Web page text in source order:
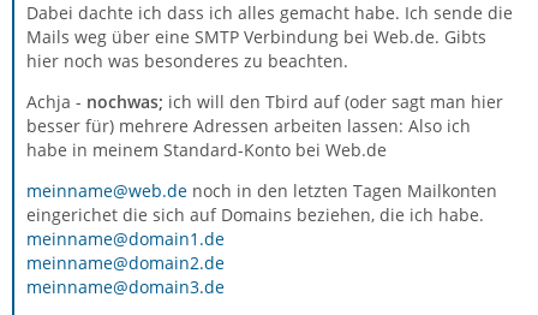
Dabei dachte ich dass ich alles gemacht habe. Ich sende die
Mails weg über eine SMTP Verbindung bei Web.de. Gibts
hier noch was besonderes zu beachten.
Achja - nochwas; ich will den Tbird auf (oder sagt man hier
besser für) mehrere Adressen arbeiten lassen: Also ich
habe in meinem Standard-Konto bei Web.de
meinname@web.de noch in den letzten Tagen Mailkonten
eingerichet die sich auf Domains beziehen, die ich habe.
meinname@domain1.de
meinname@domain2.de
meinname@domain3.de